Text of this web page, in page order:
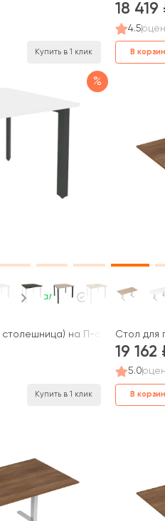
Купить в 1 клик
18 419
4.5
В
%
В наличии
столешница) на П-образном м/к
Купить в 1 клик
Стол для
19 162
5.0
В